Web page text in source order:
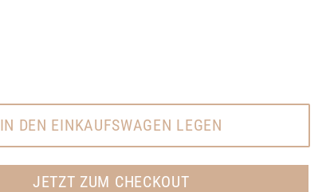
IN DEN EINKAUFSWAGEN LEGEN
JETZT ZUM CHECKOUT